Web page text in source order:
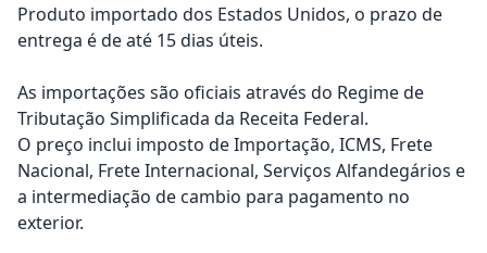
Produto importado dos Estados Unidos, o prazo de
entrega é de até 15 dias úteis.
As importações são oficiais através do Regime de
Tributação Simplificada da Receita Federal.
O preço inclui imposto de Importação, ICMS, Frete
Nacional, Frete Internacional, Serviços Alfandegários e
a intermediação de cambio para pagamento no
exterior.